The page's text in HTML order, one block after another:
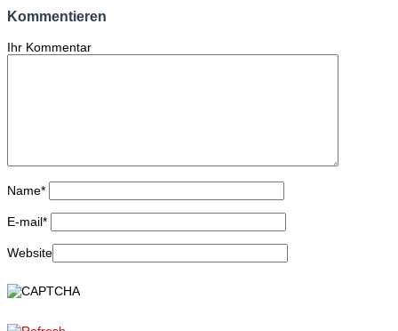
Kommentieren
Ihr Kommentar
Name*
E-mail*
Website